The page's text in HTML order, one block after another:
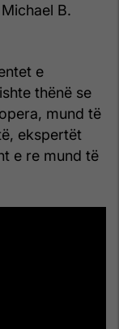
B.
e
thënë se
mund të
ekspertët
e re mund të